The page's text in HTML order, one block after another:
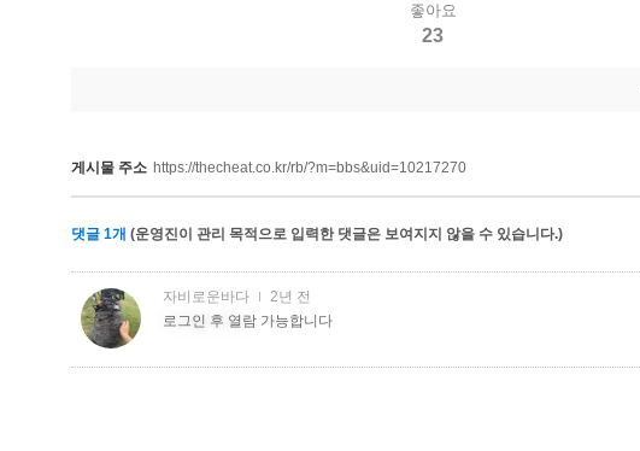
좋아요
23
게시물 주소 https://thecheat.co.kr/rb/?m=bbs&uid=10217270
댓글 1개 (운영진이 관리 목적으로 입력한 댓글은 보여지지 않을 수 있습니다.)